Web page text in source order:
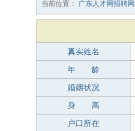
当前位置： 广东人才网招聘网
真实姓名
年 龄
婚姻状况
身 高
户口所在